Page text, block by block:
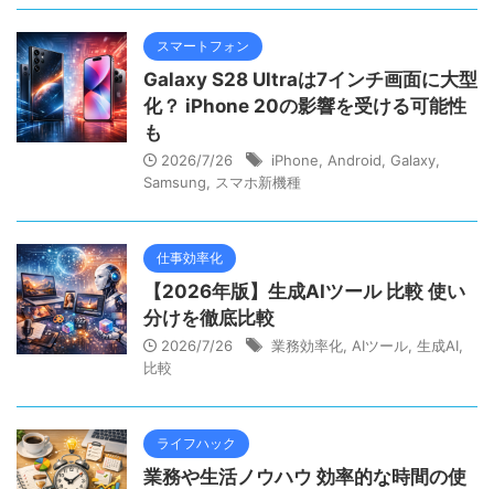
スマートフォン
Galaxy S28 Ultraは7インチ画面に大型
化？ iPhone 20の影響を受ける可能性
も
2026/7/26 iPhone Android Galaxy
Samsung
スマホ新機種
仕事効率化
【2026年版】生成AIツール 比較 使い
分けを徹底比較
2026/7/26 業務効率化 AIツール 生成AI
比較
ライフハック
業務や生活ノウハウ 効率的な時間の使